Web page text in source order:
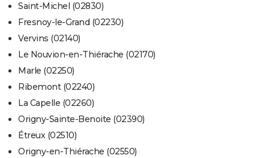
Saint-Michel (02830)
Fresnoy-le-Grand (02230)
Vervins (02140)
Le Nouvion-en-Thiérache (02170)
Marle (02250)
Ribemont (02240)
La Capelle (02260)
Origny-Sainte-Benoite (02390)
Étreux (02510)
Origny-en-Thiérache (02550)